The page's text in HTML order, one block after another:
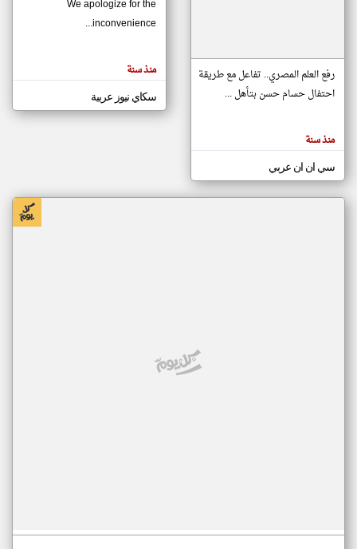
مصادر الأخبار من موريتانيا
اخبار موريتانيا على مدار الساعة
أهم اخبار موريتانيا العاجلة والمباشرة
المقالات
الموجوده
هنا عن
رفع العلم المصري.. تفاعل مع طريقة
احتفال حسام حسن بتأهل ...
منذ سنة
سي ان ان عربي
We apologize for the
inconvenience...
منذ سنة
سكاي نيوز عربية
klyoum.com